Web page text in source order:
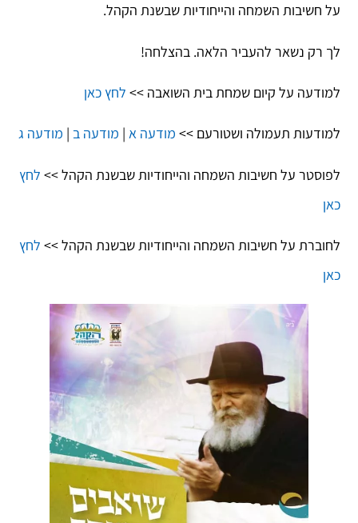
על חשיבות השמחה והייחודיות שבשנת הקהל.
לך רק נשאר להעביר הלאה. בהצלחה!
למודעה על קיום שמחת בית השואבה >> לחץ כאן
למודעות תעמולה ושטורעם >> מודעה א | מודעה ב | מודעה ג
לפוסטר על חשיבות השמחה והייחודיות שבשנת הקהל >> לחץ
כאן
לחוברת על חשיבות השמחה והייחודיות שבשנת הקהל >> לחץ
כאן